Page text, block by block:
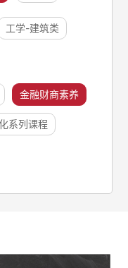
工学-建筑类
金融财商素养
系列课程